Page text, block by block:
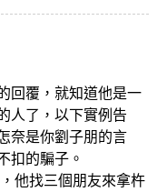
回覆，就知道他是一
人了，以下實例告
奈是你劉子朋的言
扣的騙子。
他找三個朋友來拿杵